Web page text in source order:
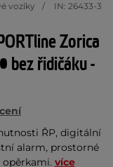
vozíky IN: 26433-3
Zorica
bez řidičáku -
ŘP, digitální
alarm, prostorné
opěrkami. více